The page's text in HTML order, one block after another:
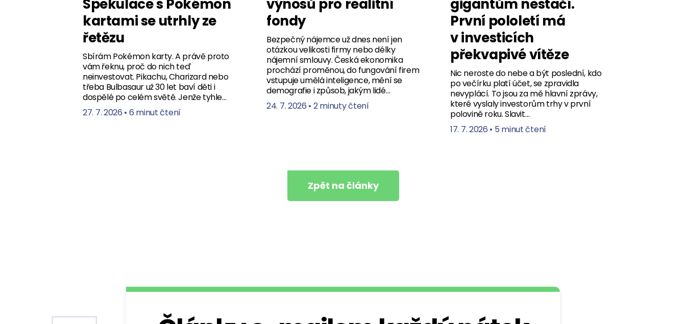
Spekulace s Pokémon
kartami se utrhly ze
řetězu
Sbírám Pokémon karty. A právě proto
vám řeknu, proč do nich teď
neinvestovat. Pikachu, Charizard nebo
třeba Bulbasaur už 30 let baví děti i
dospělé po celém světě. Jenže tyhle…
27. 7. 2026 • 6 minut čtení
výnosů pro realitní
fondy
Bezpečný nájemce už dnes není jen
otázkou velikosti firmy nebo délky
nájemní smlouvy. Česká ekonomika
prochází proměnou, do fungování firem
vstupuje umělá inteligence, mění se
demografie i způsob, jakým lidé…
24. 7. 2026 • 2 minuty čtení
gigantům nestačí.
První pololetí má
v investicích
překvapivé vítěze
Nic neroste do nebe a být poslední, kdo
po večírku platí účet, se zpravidla
nevyplácí. To jsou za mě hlavní zprávy,
které vyslaly investorům trhy v první
polovině roku. Slavit…
17. 7. 2026 • 5 minut čtení
Zpět na články